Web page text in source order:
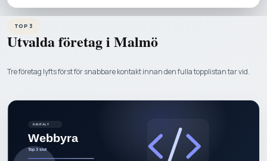
TOP 3
Utvalda företag i Malmö
Tre företag lyfts först för snabbare kontakt innan den fulla topplistan tar vid.